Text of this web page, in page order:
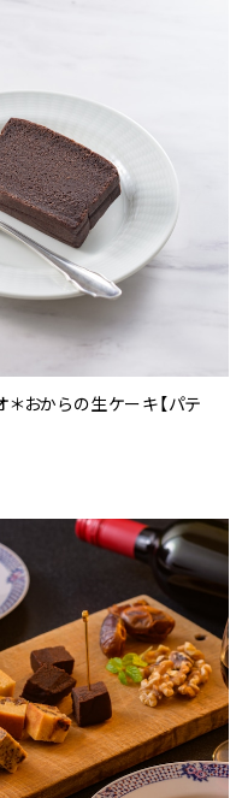
おからの生ケーキ【パテ